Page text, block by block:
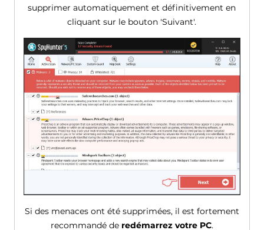
supprimer automatiquement et définitivement en
cliquant sur le bouton 'Suivant'.
Si des menaces ont été supprimées, il est fortement
recommandé de redémarrez votre PC.